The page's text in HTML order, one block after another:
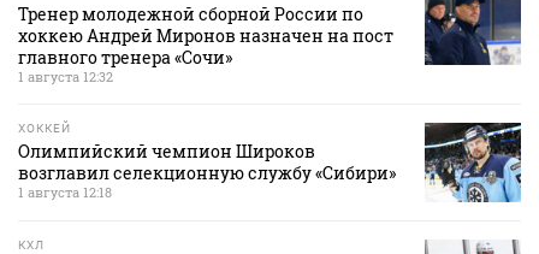
Тренер молодежной сборной России по
хоккею Андрей Миронов назначен на пост
главного тренера «Сочи»
1 августа 12:32
ХОККЕЙ
Олимпийский чемпион Широков
возглавил селекционную службу «Сибири»
1 августа 12:18
КХЛ